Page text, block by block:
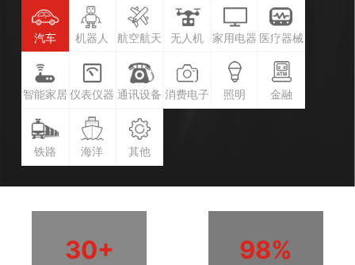
汽车 机器人 航空航天 无人机 家用电器 医疗器械
智能家居 仪表仪器 通讯设备 消费电子 照明 金融
铁路 海洋 其他
30+ 98%